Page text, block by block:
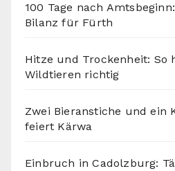
100 Tage nach
Bilanz für Fürth
Hitze und Trockenheit: So
Wildtieren richtig
Zwei Bieranstiche und ein
feiert Kärwa
Einbruch in Cadolzburg: